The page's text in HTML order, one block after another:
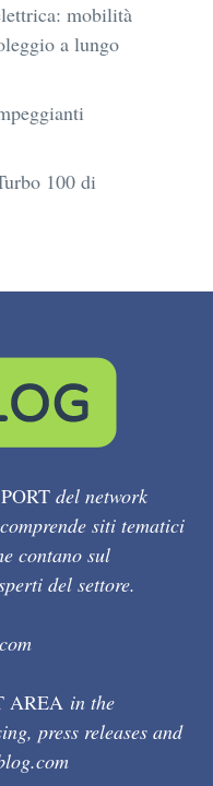
mobilità
a lungo
100 di
del network
siti tematici
contano sul
del settore.
AREA in the
press releases and